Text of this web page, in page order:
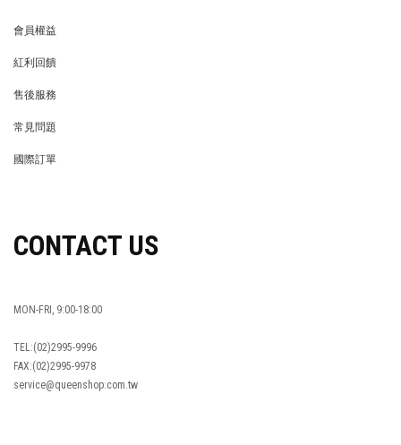
會員權益
紅利回饋
售後服務
常見問題
國際訂單
CONTACT US
MON-FRI, 9:00-18:00
TEL:(02)2995-9996
FAX:(02)2995-9978
service@queenshop.com.tw